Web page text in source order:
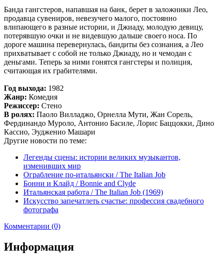
Банда гангстеров, напавшая на банк, берет в заложники Лео,
продавца сувениров, невезучего малого, постоянно
влипающего в разные истории, и Джиаду, молодую девицу,
потерявшую очки и не видевшую дальше своего носа. По
дороге машина перевернулась, бандиты без сознания, а Лео
прихватывает с собой не только Джиаду, но и чемодан с
деньгами. Теперь за ними гонятся гангстеры и полиция,
считающая их грабителями.
Год выхода: 1982
Жанр: Комедия
Режиссер: Стено
В ролях: Паоло Вилладжо, Орнелла Мути, Жан Сорель,
Фердинандо Муроло, Антонио Басиле, Лорис Баццокки, Дино
Кассио, Эудженио Машари
Другие новости по теме:
Легенды сцены: истории великих музыкантов,
изменивших мир
Ограбление по-итальянски / The Italian Job
Бонни и Клайд / Bonnie and Clyde
Итальянская работа / The Italian Job (1969)
Искусство запечатлеть счастье: профессия свадебного
фотографа
Комментарии (0)
Информация